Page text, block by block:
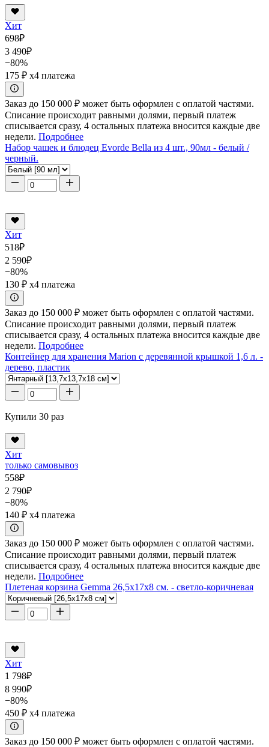
Хит
698₽
3 490₽
−80%
175 ₽ x4 платежа
Заказ до 150 000 ₽ может быть оформлен с оплатой частями.
Списание происходит равными долями, первый платеж
списывается сразу, 4 остальных платежа вносится каждые две
недели. Подробнее
Набор чашек и блюдец Evorde Bella из 4 шт., 90мл - белый /
черный.
Хит
518₽
2 590₽
−80%
130 ₽ x4 платежа
Заказ до 150 000 ₽ может быть оформлен с оплатой частями.
Списание происходит равными долями, первый платеж
списывается сразу, 4 остальных платежа вносится каждые две
недели. Подробнее
Контейнер для хранения Marion с деревянной крышкой 1,6 л. -
дерево, пластик
Купили 30 раз
Хит
только самовывоз
558₽
2 790₽
−80%
140 ₽ x4 платежа
Заказ до 150 000 ₽ может быть оформлен с оплатой частями.
Списание происходит равными долями, первый платеж
списывается сразу, 4 остальных платежа вносится каждые две
недели. Подробнее
Плетеная корзина Gemma 26,5x17x8 см. - светло-коричневая
Хит
1 798₽
8 990₽
−80%
450 ₽ x4 платежа
Заказ до 150 000 ₽ может быть оформлен с оплатой частями.